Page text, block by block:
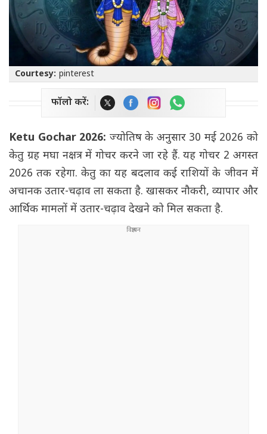
Courtesy: pinterest
फॉलो करें:
Ketu Gochar 2026: ज्योतिष के अनुसार 30 मई 2026 को
केतु ग्रह मघा नक्षत्र में गोचर करने जा रहे हैं. यह गोचर 2 अगस्त
2026 तक रहेगा. केतु का यह बदलाव कई राशियों के जीवन में
अचानक उतार-चढ़ाव ला सकता है. खासकर नौकरी, व्यापार और
आर्थिक मामलों में उतार-चढ़ाव देखने को मिल सकता है.